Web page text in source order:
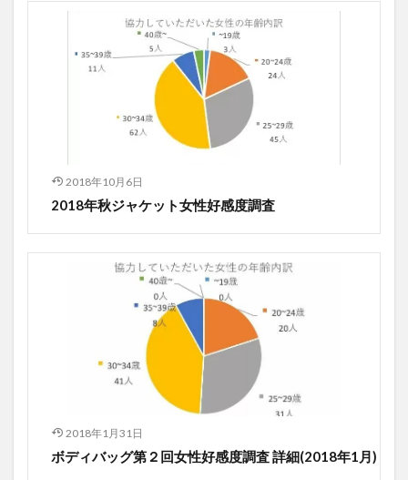
2018年10月6日
2018年秋ジャケット女性好感度調査
2018年1月31日
ボディバッグ第２回女性好感度調査 詳細(2018年1月)